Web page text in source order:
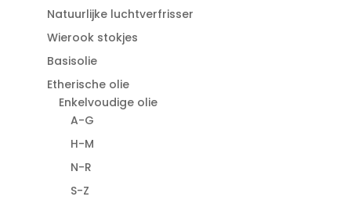
Natuurlijke luchtverfrisser
Wierook stokjes
Basisolie
Etherische olie
Enkelvoudige olie
A-G
H-M
N-R
S-Z